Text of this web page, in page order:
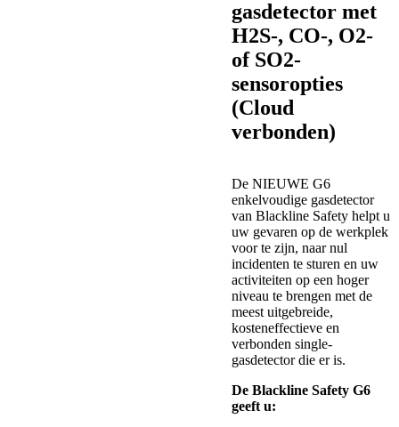
gasdetector met
H2S-, CO-, O2-
of SO2-
sensoropties
(Cloud
verbonden)
De NIEUWE G6
enkelvoudige gasdetector
van Blackline Safety helpt u
uw gevaren op de werkplek
voor te zijn, naar nul
incidenten te sturen en uw
activiteiten op een hoger
niveau te brengen met de
meest uitgebreide,
kosteneffectieve en
verbonden single-
gasdetector die er is.
De Blackline Safety G6
geeft u: